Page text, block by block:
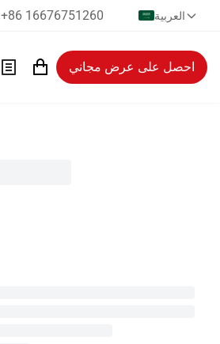
+86 16676751260 العربية
احصل على عرض مجاني